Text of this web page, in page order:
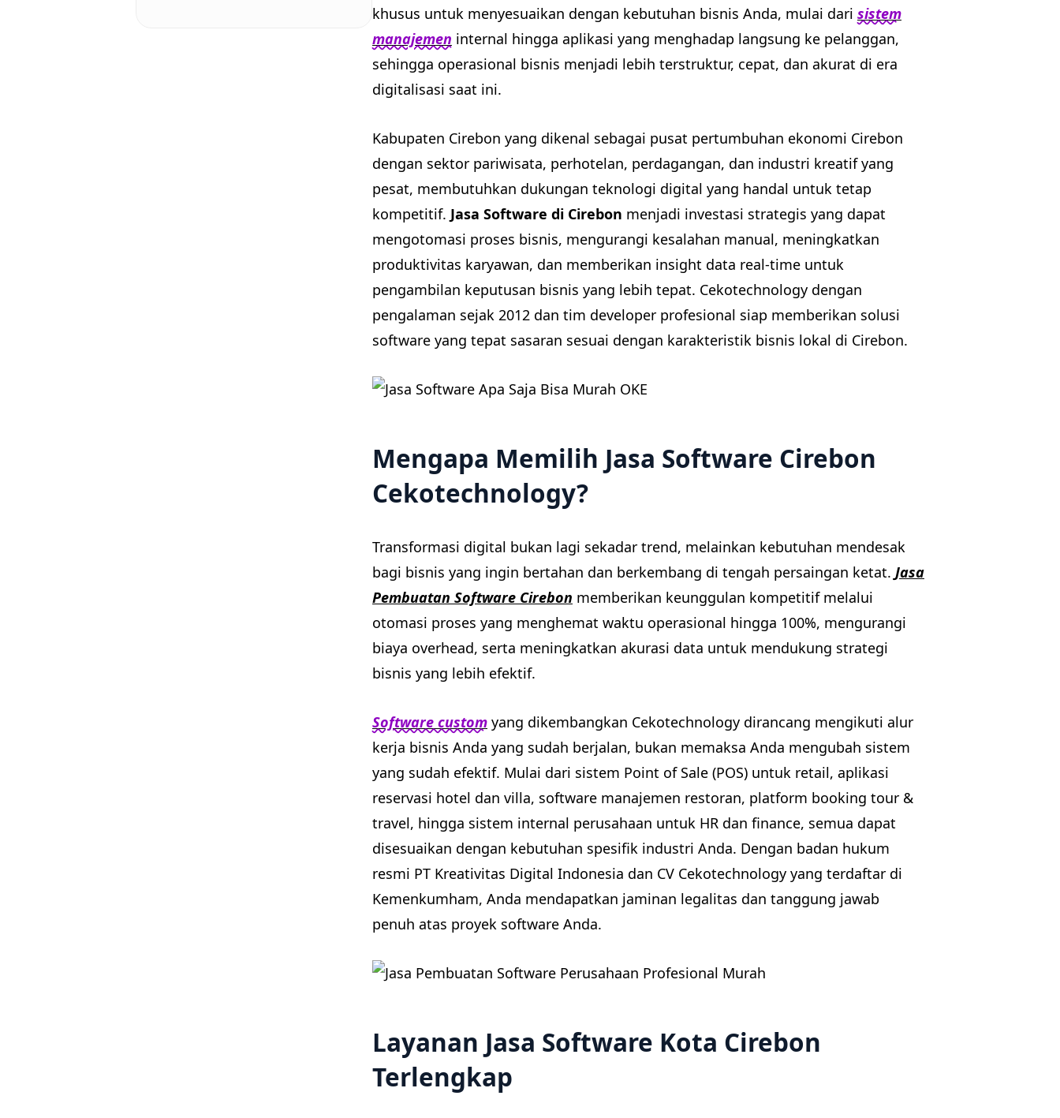
khusus untuk menyesuaikan dengan kebutuhan bisnis Anda, mulai dari sistem
manajemen internal hingga aplikasi yang menghadap langsung ke pelanggan,
sehingga operasional bisnis menjadi lebih terstruktur, cepat, dan akurat di era
digitalisasi saat ini.
Kabupaten Cirebon yang dikenal sebagai pusat pertumbuhan ekonomi Cirebon
dengan sektor pariwisata, perhotelan, perdagangan, dan industri kreatif yang
pesat, membutuhkan dukungan teknologi digital yang handal untuk tetap
kompetitif. Jasa Software di Cirebon menjadi investasi strategis yang dapat
mengotomasi proses bisnis, mengurangi kesalahan manual, meningkatkan
produktivitas karyawan, dan memberikan insight data real-time untuk
pengambilan keputusan bisnis yang lebih tepat. Cekotechnology dengan
pengalaman sejak 2012 dan tim developer profesional siap memberikan solusi
software yang tepat sasaran sesuai dengan karakteristik bisnis lokal di Cirebon.
Mengapa Memilih Jasa Software Cirebon
Cekotechnology?
Transformasi digital bukan lagi sekadar trend, melainkan kebutuhan mendesak
bagi bisnis yang ingin bertahan dan berkembang di tengah persaingan ketat. Jasa
Pembuatan Software Cirebon memberikan keunggulan kompetitif melalui
otomasi proses yang menghemat waktu operasional hingga 100%, mengurangi
biaya overhead, serta meningkatkan akurasi data untuk mendukung strategi
bisnis yang lebih efektif.
Software custom yang dikembangkan Cekotechnology dirancang mengikuti alur
kerja bisnis Anda yang sudah berjalan, bukan memaksa Anda mengubah sistem
yang sudah efektif. Mulai dari sistem Point of Sale (POS) untuk retail, aplikasi
reservasi hotel dan villa, software manajemen restoran, platform booking tour &
travel, hingga sistem internal perusahaan untuk HR dan finance, semua dapat
disesuaikan dengan kebutuhan spesifik industri Anda. Dengan badan hukum
resmi PT Kreativitas Digital Indonesia dan CV Cekotechnology yang terdaftar di
Kemenkumham, Anda mendapatkan jaminan legalitas dan tanggung jawab
penuh atas proyek software Anda.
Layanan Jasa Software Kota Cirebon
Terlengkap